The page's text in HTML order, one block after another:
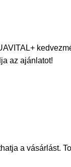
az ajánlatot!
a vásárlást.